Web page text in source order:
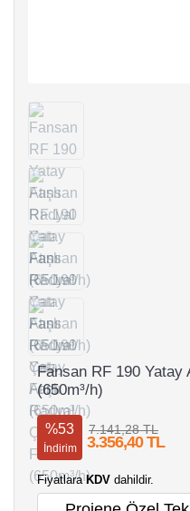
Fansan RF 190 Yatay
(650m³/h)
%53
İndirim
7.141,28 TL
3.356,40 TL
FiyatlaraKDV dahildir.